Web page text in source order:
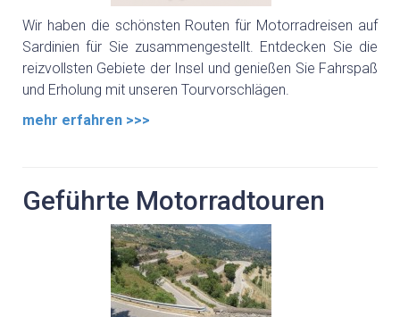
Wir haben die schönsten Routen für Motorradreisen auf
Sardinien für Sie zusammengestellt. Entdecken Sie die
reizvollsten Gebiete der Insel und genießen Sie Fahrspaß
und Erholung mit unseren Tourvorschlägen.
mehr erfahren >>>
Geführte Motorradtouren